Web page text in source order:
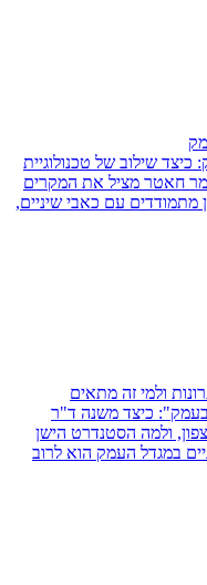
שילוב של טכנולוגיית
חאטר מציל את המקרים
מתמודדים עם כאבי שיניים,
ולמי זה מתאים
בעמק": כיצד משנה ד"ר
ולמה הסטנדרט הישן
במגדל העמק הוא לרוב